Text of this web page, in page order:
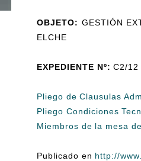
OBJETO: GESTIÓN
ELCHE
EXPEDIENTE Nº: C2/12
Pliego de Clausulas
Pliego Condiciones
Miembros de la mesa
Publicado en http://